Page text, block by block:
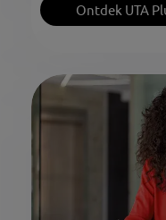
Ontdek UTA